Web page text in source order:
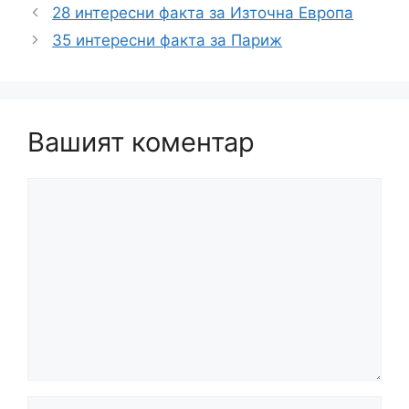
28 интересни факта за Източна Европа
35 интересни факта за Париж
Вашият коментар